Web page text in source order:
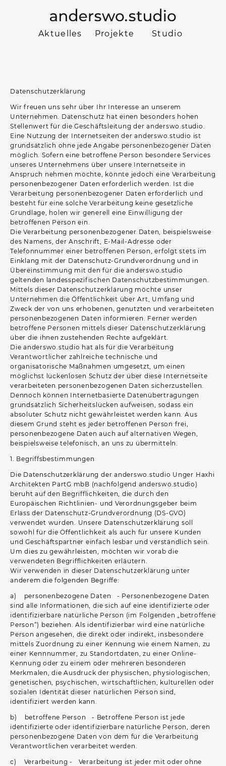
Aktuelles Projekte Studio
Datenschutzerklärung
Wir freuen uns sehr über Ihr Interesse an unserem
Unternehmen. Datenschutz hat einen besonders hohen
Stellenwert für die Geschäftsleitung der anderswo.studio.
Eine Nutzung der Internetseiten der anderswo.studio ist
grundsätzlich ohne jede Angabe personenbezogener Daten
möglich. Sofern eine betroffene Person besondere Services
unseres Unternehmens über unsere Internetseite in
Anspruch nehmen möchte, könnte jedoch eine Verarbeitung
personenbezogener Daten erforderlich werden. Ist die
Verarbeitung personenbezogener Daten erforderlich und
besteht für eine solche Verarbeitung keine gesetzliche
Grundlage, holen wir generell eine Einwilligung der
betroffenen Person ein.
Die Verarbeitung personenbezogener Daten, beispielsweise
des Namens, der Anschrift, E-Mail-Adresse oder
Telefonnummer einer betroffenen Person, erfolgt stets im
Einklang mit der Datenschutz-Grundverordnung und in
Übereinstimmung mit den für die anderswo.studio
geltenden landesspezifischen Datenschutzbestimmungen.
Mittels dieser Datenschutzerklärung möchte unser
Unternehmen die Öffentlichkeit über Art, Umfang und
Zweck der von uns erhobenen, genutzten und verarbeiteten
personenbezogenen Daten informieren. Ferner werden
betroffene Personen mittels dieser Datenschutzerklärung
über die ihnen zustehenden Rechte aufgeklärt.
Die anderswo.studio hat als für die Verarbeitung
Verantwortlicher zahlreiche technische und
organisatorische Maßnahmen umgesetzt, um einen
möglichst lückenlosen Schutz der über diese Internetseite
verarbeiteten personenbezogenen Daten sicherzustellen.
Dennoch können Internetbasierte Datenübertragungen
grundsätzlich Sicherheitslücken aufweisen, sodass ein
absoluter Schutz nicht gewährleistet werden kann. Aus
diesem Grund steht es jeder betroffenen Person frei,
personenbezogene Daten auch auf alternativen Wegen,
beispielsweise telefonisch, an uns zu übermitteln.
1. Begriffsbestimmungen
Die Datenschutzerklärung der anderswo.studio Unger Haxhi
Architekten PartG mbB (nachfolgend anderswo.studio)
beruht auf den Begrifflichkeiten, die durch den
Europäischen Richtlinien- und Verordnungsgeber beim
Erlass der Datenschutz-Grundverordnung (DS-GVO)
verwendet wurden. Unsere Datenschutzerklärung soll
sowohl für die Öffentlichkeit als auch für unsere Kunden
und Geschäftspartner einfach lesbar und verständlich sein.
Um dies zu gewährleisten, möchten wir vorab die
verwendeten Begrifflichkeiten erläutern.
Wir verwenden in dieser Datenschutzerklärung unter
anderem die folgenden Begriffe:
a) personenbezogene Daten - Personenbezogene Daten
sind alle Informationen, die sich auf eine identifizierte oder
identifizierbare natürliche Person (im Folgenden „betroffene
Person“) beziehen. Als identifizierbar wird eine natürliche
Person angesehen, die direkt oder indirekt, insbesondere
mittels Zuordnung zu einer Kennung wie einem Namen, zu
einer Kennnummer, zu Standortdaten, zu einer Online-
Kennung oder zu einem oder mehreren besonderen
Merkmalen, die Ausdruck der physischen, physiologischen,
genetischen, psychischen, wirtschaftlichen, kulturellen oder
sozialen Identität dieser natürlichen Person sind,
identifiziert werden kann.
b) betroffene Person - Betroffene Person ist jede
identifizierte oder identifizierbare natürliche Person, deren
personenbezogene Daten von dem für die Verarbeitung
Verantwortlichen verarbeitet werden.
c) Verarbeitung - Verarbeitung ist jeder mit oder ohne